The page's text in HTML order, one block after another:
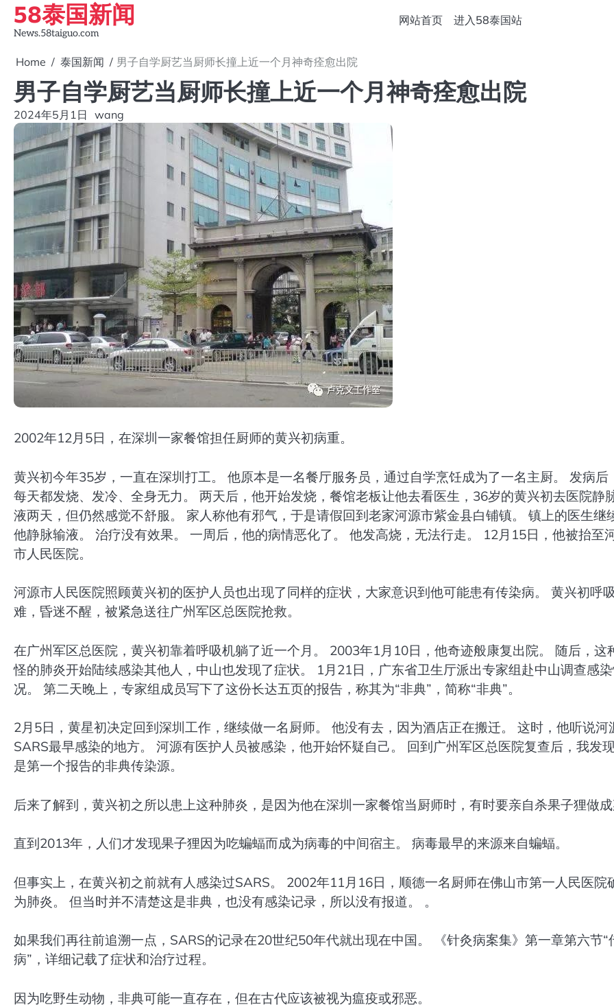
Skip
content
58泰国新闻
News.58taiguo.com
网站首页 进入58泰国站
Home 泰国新闻 男子自学厨艺当厨师长撞上近一个月神奇痊愈出院
男子自学厨艺当厨师长撞上近一个月神奇痊愈出院
2024年5月1日 wang
2002年12月5日，在深圳一家餐馆担任厨师​​的黄兴初病重。
黄兴初今年35岁，一直在深圳打工。 他原本是一名餐厅服务员，通过自学烹饪成为了一名主厨。 发病后
每天都发烧、发冷、全身无力。 两天后，他开始发烧，餐馆老板让他去看医生，36岁的黄兴初去医院静
液两天，但仍然感觉不舒服。 家人称他有邪气，于是请假回到老家河源市紫金县白铺镇。 镇上的医生继
他静脉输液。 治疗没有效果。 一周后，他的病情恶化了。 他发高烧，无法行走。 12月15日，他被抬至
市人民医院。
河源市人民医院照顾黄兴初的医护人员也出现了同样的症状，大家意识到他可能患有传染病。 黄兴初呼
难，昏迷不醒，被紧急送往广州军区总医院抢救。
在广州军区总医院，黄兴初靠着呼吸机躺了近一个月。 2003年1月10日，他奇迹般康复出院。 随后，这
怪的肺炎开始陆续感染其他人，中山也发现了症状。 1月21日，广东省卫生厅派出专家组赴中山调查感
况。 第二天晚上，专家组成员写下了这份长达五页的报告，称其为“非典”，简称“非典”。
2月5日，黄星初决定回到深圳工作，继续做一名厨师。 他没有去，因为酒店正在搬迁。 这时，他听说河
SARS最早感染的地方。 河源有医护人员被感染，他开始怀疑自己。 回到广州军区总医院复查后，我发
是第一个报告的非典传染源。
后来了解到，黄兴初之所以患上这种肺炎，是因为他在深圳一家餐馆当厨师时，有时要亲自杀果子狸做
直到2013年，人们才发现果子狸因为吃蝙蝠而成为病毒的中间宿主。 病毒最早的来源来自蝙蝠。
但事实上，在黄兴初之前就有人感染过SARS。 2002年11月16日，顺德一名厨师在佛山市第一人民医院
为肺炎。 但当时并不清楚这是非典，也没有感染记录，所以没有报道。 。
如果我们再往前追溯一点，SARS的记录在20世纪50年代就出现在中国。 《针灸病案集》第一章第六节“
病”，详细记载了症状和治疗过程。
因为吃野生动物，非典可能一直存在，但在古代应该被视为瘟疫或邪恶。